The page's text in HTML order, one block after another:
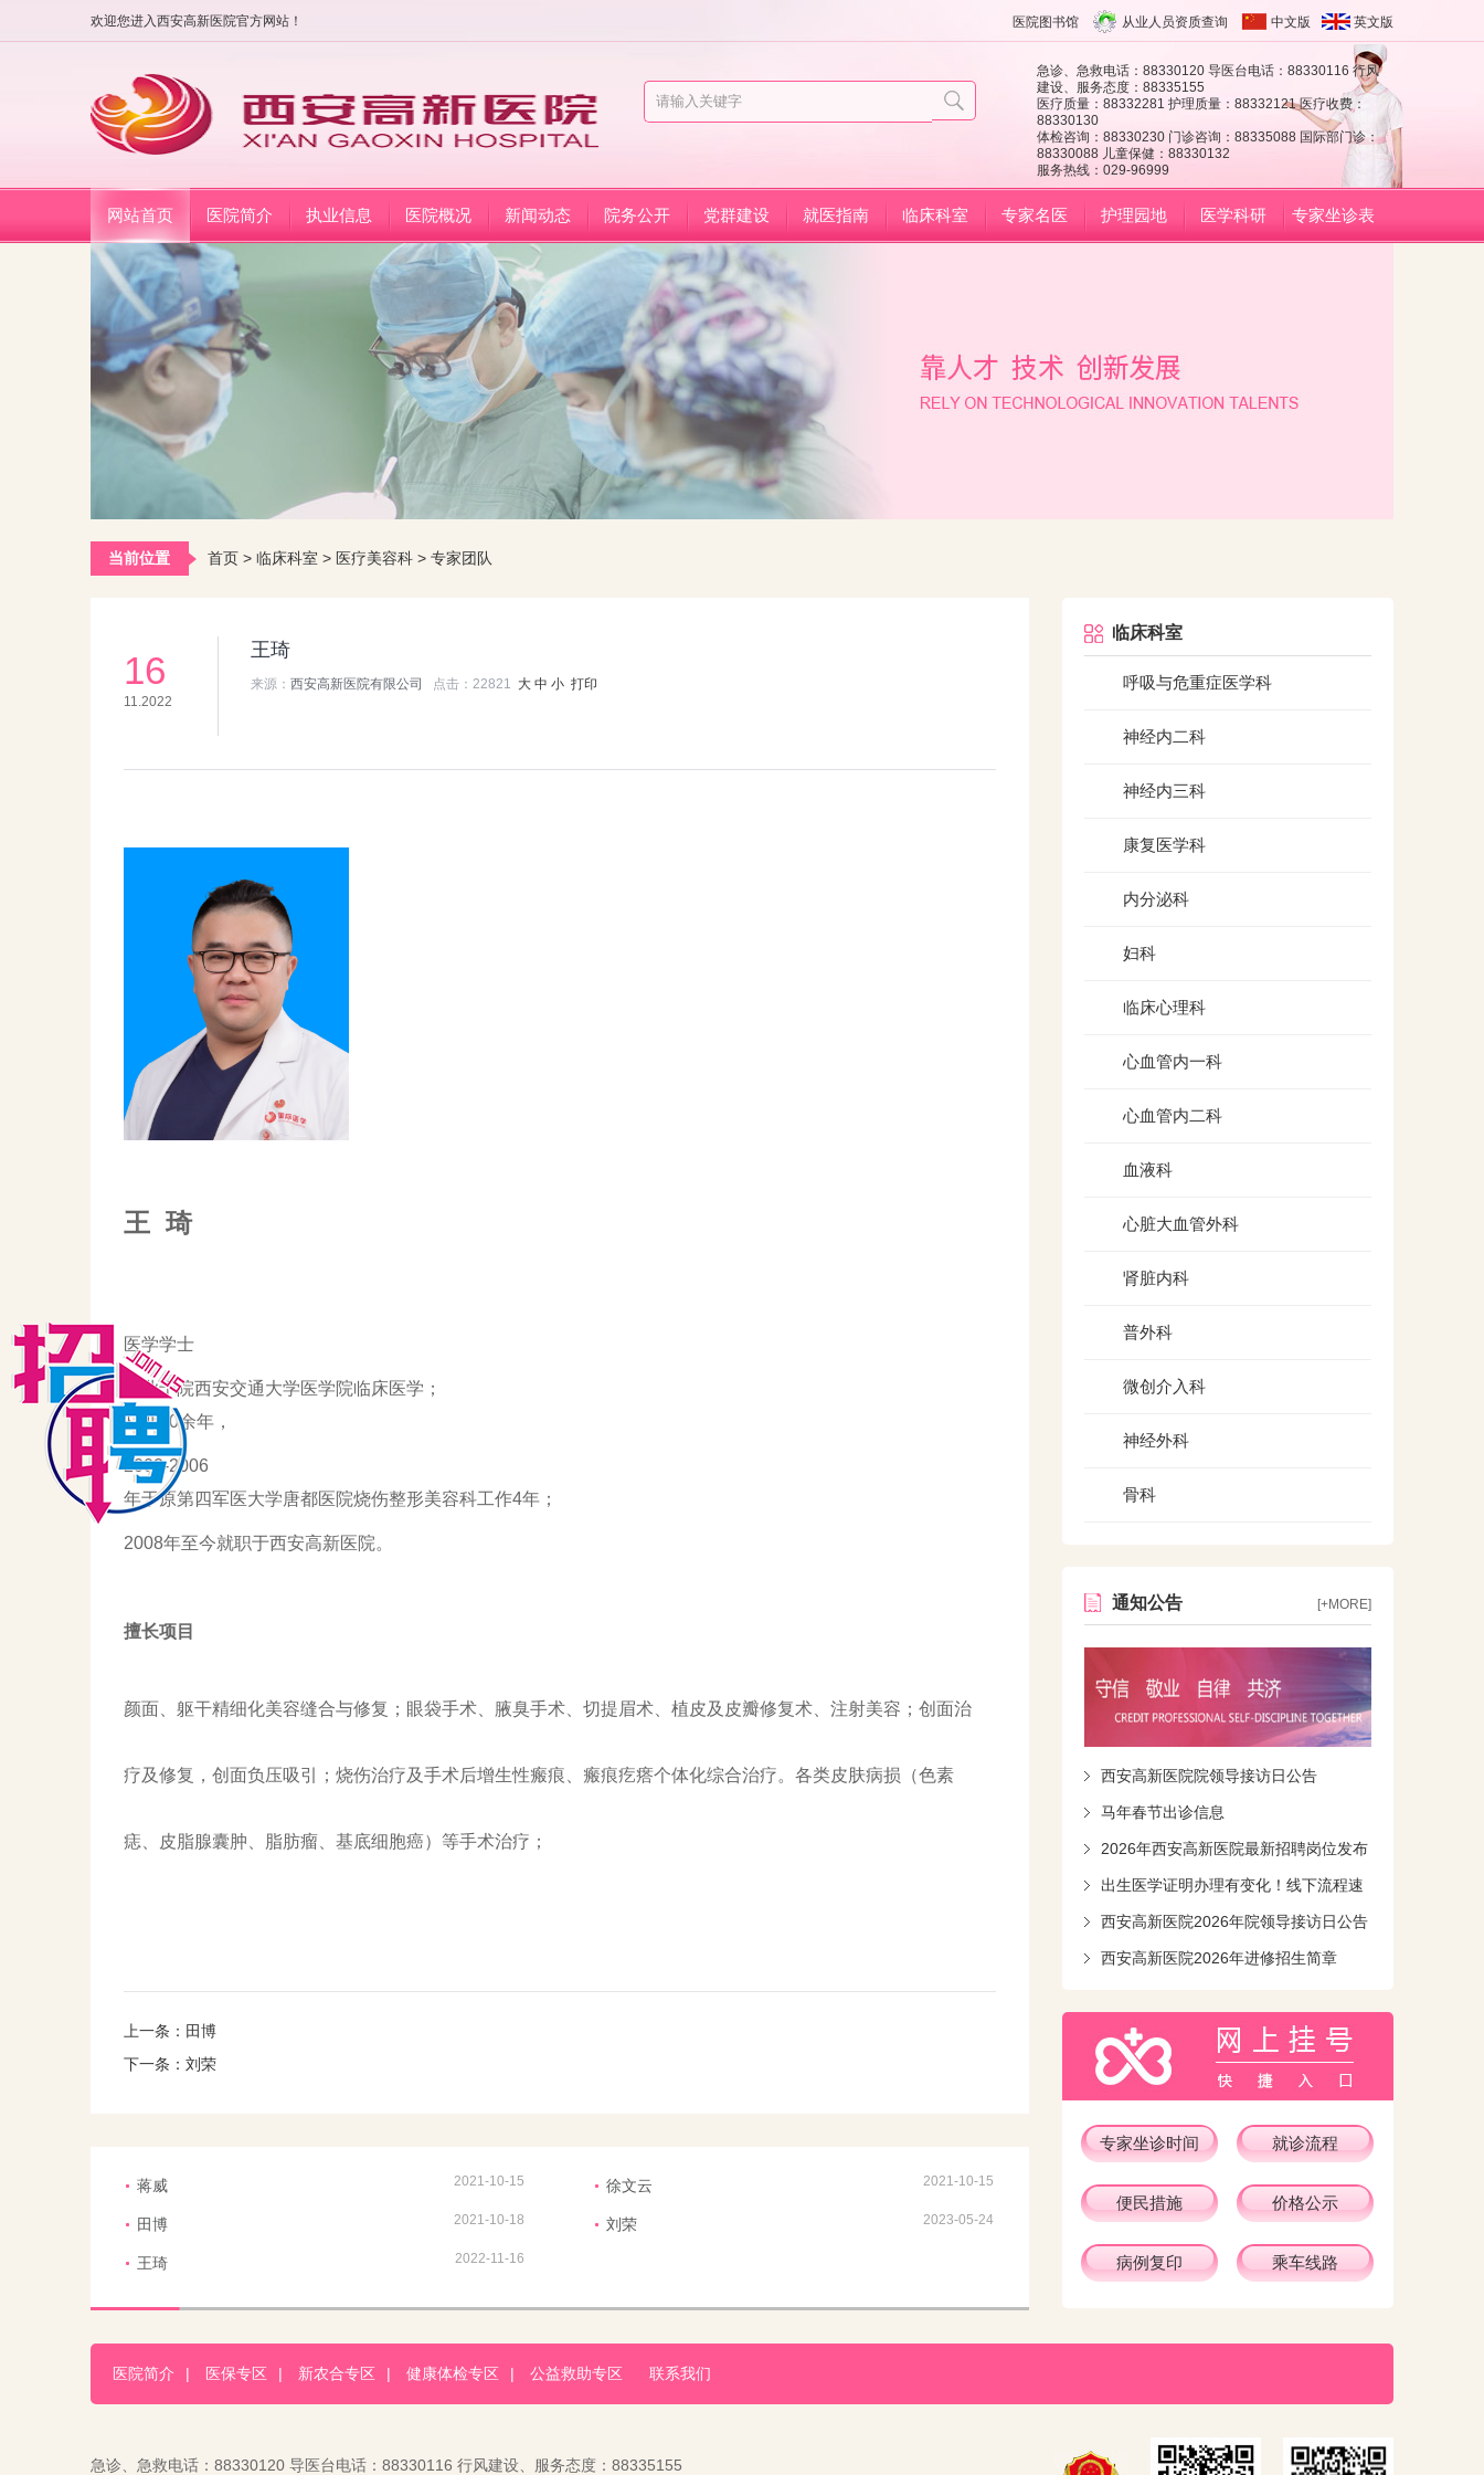
欢迎您进入西安高新医院官方网站！ 医院图书馆 从业人员资质查询 中文版 英文版
急诊、急救电话：88330120 导医台电话：88330116 行风
建设、服务态度：88335155
医疗质量：88332281 护理质量：88332121 医疗收费：
88330130
体检咨询：88330230 门诊咨询：88335088 国际部门诊：
88330088 儿童保健：88330132
服务热线：029-96999
网站首页 医院简介 执业信息 医院概况 新闻动态 院务公开 党群建设 就医指南 临床科室 专家名医 护理园地 医学科研 专家坐诊表
当前位置 首页 > 临床科室 > 医疗美容科 > 专家团队
临床科室
呼吸与危重症医学科
神经内二科
神经内三科
康复医学科
内分泌科
妇科
临床心理科
心血管内一科
心血管内二科
血液科
心脏大血管外科
肾脏内科
普外科
微创介入科
神经外科
骨科
通知公告 [+MORE]
西安高新医院院领导接访日公告
马年春节出诊信息
2026年西安高新医院最新招聘岗位发布
出生医学证明办理有变化！线下流程速
知！
西安高新医院2026年院领导接访日公告
西安高新医院2026年进修招生简章
专家坐诊时间 就诊流程
便民措施 价格公示
病例复印 乘车线路
16
11.2022
王琦
来源： 西安高新医院有限公司 点击： 22821 大 中 小 打印
王 琦
医学学士
毕业于院西安交通大学医学院临床医学；
从业20余年，
2002-2006
年于原第四军医大学唐都医院烧伤整形美容科工作4年；
2008年至今就职于西安高新医院。
擅长项目
颜面、躯干精细化美容缝合与修复；眼袋手术、腋臭手术、切提眉术、植皮及皮瓣修复术、注射美容；创面治
疗及修复，创面负压吸引；烧伤治疗及手术后增生性瘢痕、瘢痕疙瘩个体化综合治疗。各类皮肤病损（色素
痣、皮脂腺囊肿、脂肪瘤、基底细胞癌）等手术治疗；
上一条： 田博
下一条： 刘荣
蒋威 2021-10-15 徐文云 2021-10-15
田博 2021-10-18 刘荣 2023-05-24
王琦 2022-11-16
医院简介 | 医保专区 | 新农合专区 | 健康体检专区 | 公益救助专区 联系我们
急诊、急救电话：88330120 导医台电话：88330116 行风建设、服务态度：88335155